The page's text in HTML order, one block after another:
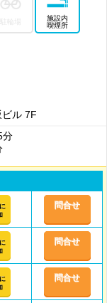
施設内
喫煙所
ル 7F
分
問合せ
問合せ
問合せ